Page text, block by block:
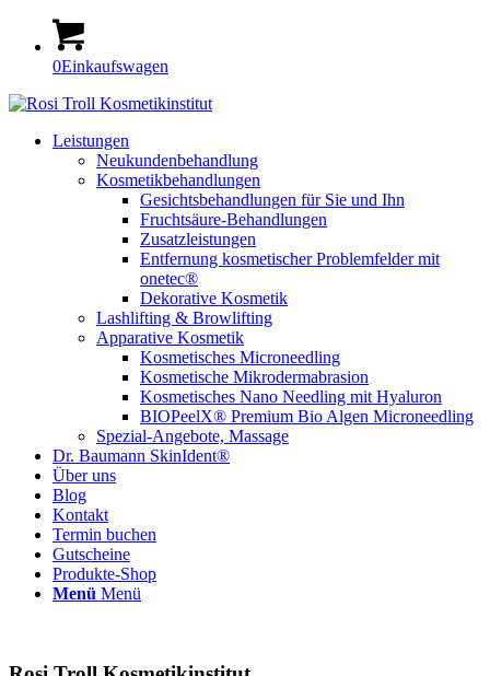
0Einkaufswagen
Leistungen
Neukundenbehandlung
Kosmetikbehandlungen
Gesichtsbehandlungen für Sie und Ihn
Fruchtsäure-Behandlungen
Zusatzleistungen
Entfernung kosmetischer Problemfelder mit
onetec®
Dekorative Kosmetik
Lashlifting & Browlifting
Apparative Kosmetik
Kosmetisches Microneedling
Kosmetische Mikrodermabrasion
Kosmetisches Nano Needling mit Hyaluron
BIOPeelX® Premium Bio Algen Microneedling
Spezial-Angebote, Massage
Dr. Baumann SkinIdent®
Über uns
Blog
Kontakt
Termin buchen
Gutscheine
Produkte-Shop
Menü Menü